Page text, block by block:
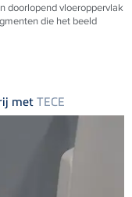
doorlopend vloeroppervlak
die het beeld
met TECE